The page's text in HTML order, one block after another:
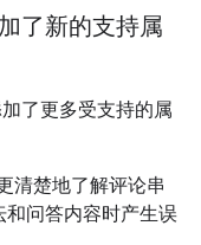
了新的支持属
了更多受支持的属
清楚地了解评论串
问答内容时产生误